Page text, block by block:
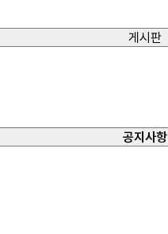
게시판
공지사항